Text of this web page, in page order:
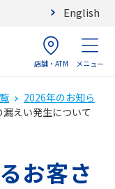
English
店舗・ATM メニュー
2026年のお知ら
えい発生について
お客さ